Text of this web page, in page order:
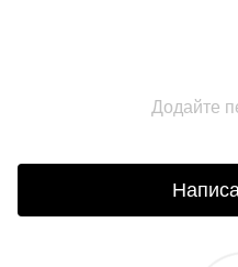
Додайте